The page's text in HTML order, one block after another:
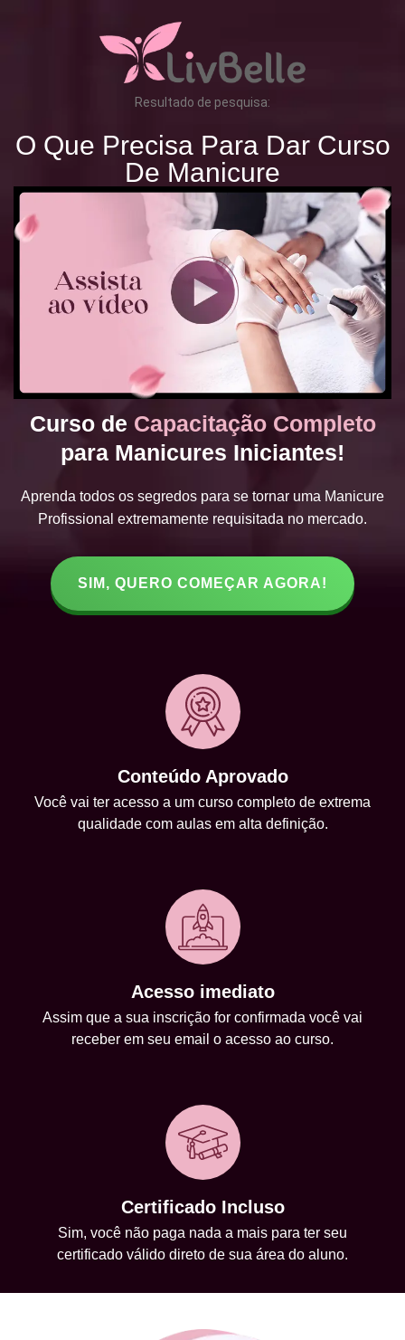
Resultado de pesquisa:
O Que Precisa Para Dar Curso
De Manicure
Curso de Capacitação Completo
para Manicures Iniciantes!
Aprenda todos os segredos para se tornar uma Manicure
Profissional extremamente requisitada no mercado.
SIM, QUERO COMEÇAR AGORA!
Conteúdo Aprovado
Você vai ter acesso a um curso completo de extrema
qualidade com aulas em alta definição.
Acesso imediato
Assim que a sua inscrição for confirmada você vai
receber em seu email o acesso ao curso.
Certificado Incluso
Sim, você não paga nada a mais para ter seu
certificado válido direto de sua área do aluno.